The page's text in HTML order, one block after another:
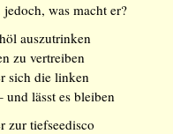
was macht er?
auszutrinken
zu vertreiben
sich die linken
und lässt es bleiben
zur tiefseedisco